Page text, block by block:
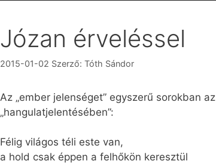
Józan érveléssel
2015-01-02 Szerző: Tóth Sándor
Az „ember jelenséget” egyszerű sorokban
„hangulatjelentésében”:
Félig világos téli este van,
a hold csak éppen a felhőkön keresztül